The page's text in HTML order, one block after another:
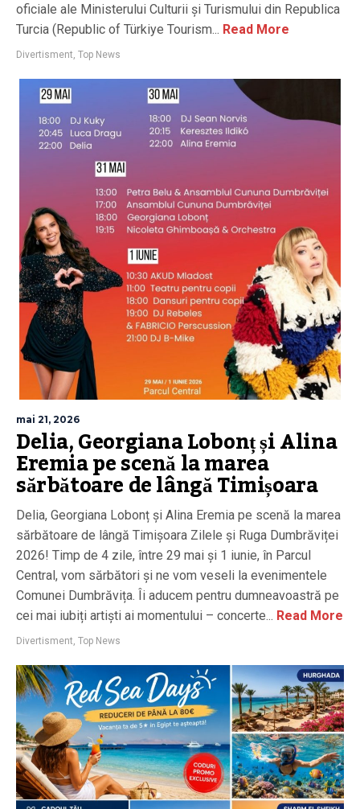
oficiale ale Ministerului Culturii și Turismului din Republica
Turcia (Republic of Türkiye Tourism... Read More
Divertisment, Top News
mai 21, 2026
Delia, Georgiana Lobonț și Alina
Eremia pe scenă la marea
sărbătoare de lângă Timișoara
Delia, Georgiana Lobonț și Alina Eremia pe scenă la marea
sărbătoare de lângă Timișoara Zilele și Ruga Dumbrăviței
2026! Timp de 4 zile, între 29 mai și 1 iunie, în Parcul
Central, vom sărbători și ne vom veseli la evenimentele
Comunei Dumbrăvița. Îi aducem pentru dumneavoastră pe
cei mai iubiți artiști ai momentului – concerte... Read More
Divertisment, Top News